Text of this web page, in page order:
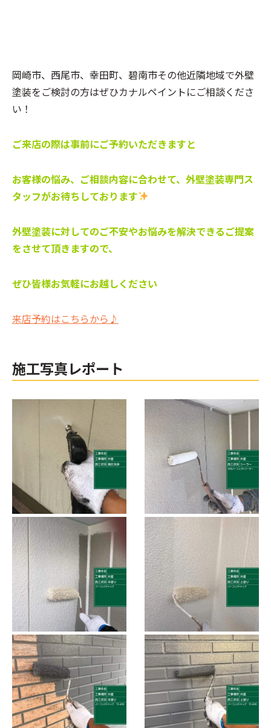
岡崎市、西尾市、幸田町、碧南市その他近隣地域で外壁
塗装をご検討の方はぜひカナルペイントにご相談くださ
い！
ご来店の際は事前にご予約いただきますと
お客様の悩み、ご相談内容に合わせて、外壁塗装専門ス
タッフがお待ちしております
外壁塗装に対してのご不安やお悩みを解決できるご提案
をさせて頂きますので、
ぜひ皆様お気軽にお越しください
来店予約はこちらから♪
施工写真レポート